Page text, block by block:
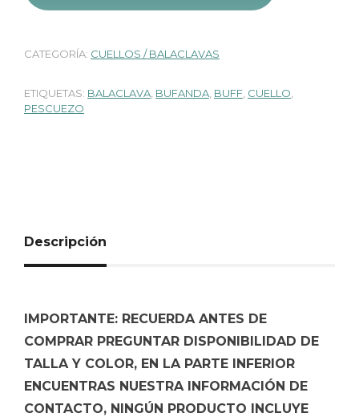
CATEGORÍA: CUELLOS / BALACLAVAS
ETIQUETAS: BALACLAVA BUFANDA BUFF CUELLO
PESCUEZO
Descripción
IMPORTANTE: RECUERDA ANTES DE
COMPRAR PREGUNTAR DISPONIBILIDAD DE
TALLA Y COLOR, EN LA PARTE INFERIOR
ENCUENTRAS NUESTRA INFORMACIÓN DE
CONTACTO, NINGÚN PRODUCTO INCLUYE